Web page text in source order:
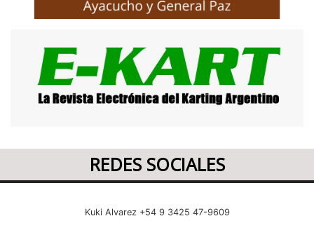
REDES SOCIALES
Kuki Alvarez +54 9 3425 47-9609